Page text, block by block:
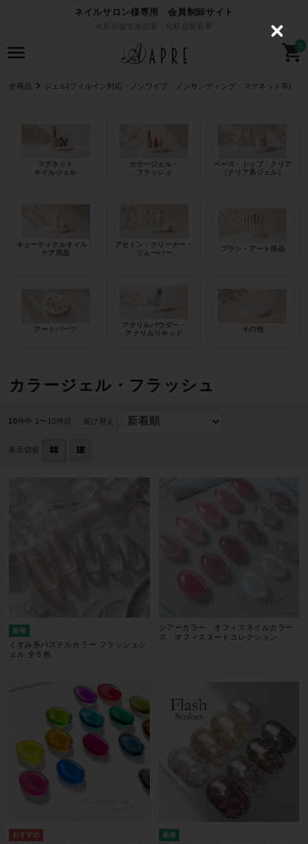
ネイルサロン様専用 会員制卸サイト
化粧品製造販売業・化粧品製造業
0
全商品 ジェル(フィルイン対応・ノンワイプ・ノンサンディング・マグネット等)
マグネット
ネイルジェル
カラージェル・
フラッシュ
ベース・トップ・クリア
（クリア系ジェル）
キューティクルオイル・
ケア用品
アセトン・クリーナー・
リムーバー
ブラシ・アート用品
アートパーツ
アクリルパウダー・
アクリルリキッド
その他
カラージェル・フラッシュ
10件中 1〜10件目 並び替え
表示切替
くすみ系パステルカラー フラッシュジ
ェル 全５色
シアーカラー オフィスネイルカラー
ズ オフィスヌードコレクション
C